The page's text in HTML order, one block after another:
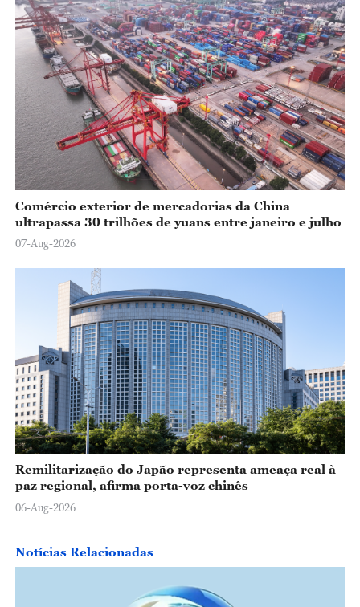
Comércio exterior de mercadorias da China
ultrapassa 30 trilhões de yuans entre janeiro e julho
07-Aug-2026
Remilitarização do Japão representa ameaça real à
paz regional, afirma porta-voz chinês
06-Aug-2026
Notícias Relacionadas